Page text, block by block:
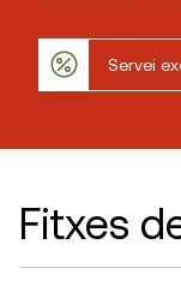
Servei
Fitxes